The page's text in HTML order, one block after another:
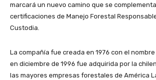
marcará un nuevo camino que se
certificaciones de Manejo Forestal
Custodia.
La compañía fue creada en 1976 con el
en diciembre de 1996 fue adquirida por la
las mayores empresas forestales de América